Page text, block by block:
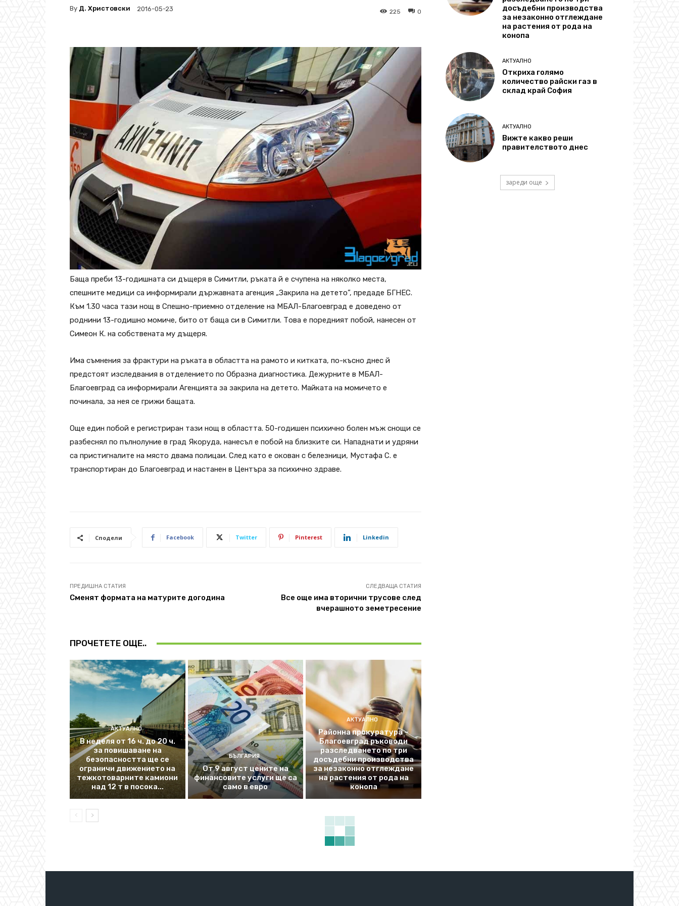
By Д. Христовски 2016-05-23 0
225
Баща преби 13-годишната си дъщеря в Симитли, ръката й е счупена на няколко места,
спешните медици са информирали държавната агенция „Закрила на детето”, предаде БГНЕС.
Към 1.30 часа тази нощ в Спешно-приемно отделение на МБАЛ-Благоевград е доведено от
роднини 13-годишно момиче, бито от баща си в Симитли. Това е поредният побой, нанесен от
Симеон К. на собствената му дъщеря.
Има съмнения за фрактури на ръката в областта на рамото и китката, по-късно днес й
предстоят изследвания в отделението по Образна диагностика. Дежурните в МБАЛ-
Благоевград са информирали Агенцията за закрила на детето. Майката на момичето е
починала, за нея се грижи бащата.
Още един побой е регистриран тази нощ в областта. 50-годишен психично болен мъж снощи се
разбеснял по пълнолуние в град Якоруда, нанесъл е побой на близките си. Нападнати и удряни
са пристигналите на място двама полицаи. След като е окован с белезници, Мустафа С. е
транспортиран до Благоевград и настанен в Центъра за психично здраве.
Сподели Facebook Twitter Pinterest Linkedin
ПРЕДИШНА СТАТИЯ
Сменят формата на матурите догодина
СЛЕДВАЩА СТАТИЯ
Все още има вторични трусове след
вчерашното земетресение
ПРОЧЕТЕТЕ ОЩЕ..
АКТУАЛНО
В неделя от 16 ч. до 20 ч.
за повишаване на
безопасността ще се
ограничи движението на
тежкотоварните камиони
над 12 т в посока...
БЪЛГАРИЯ
От 9 август цените на
финансовите услуги ще са
само в евро
АКТУАЛНО
Районна прокуратура –
Благоевград ръководи
разследването по три
досъдебни производства
за незаконно отглеждане
на растения от рода на
конопа
досъдебни производства
за незаконно отглеждане
на растения от рода на
конопа
АКТУАЛНО
Откриха голямо
количество райски газ в
склад край София
АКТУАЛНО
Вижте какво реши
правителството днес
зареди още